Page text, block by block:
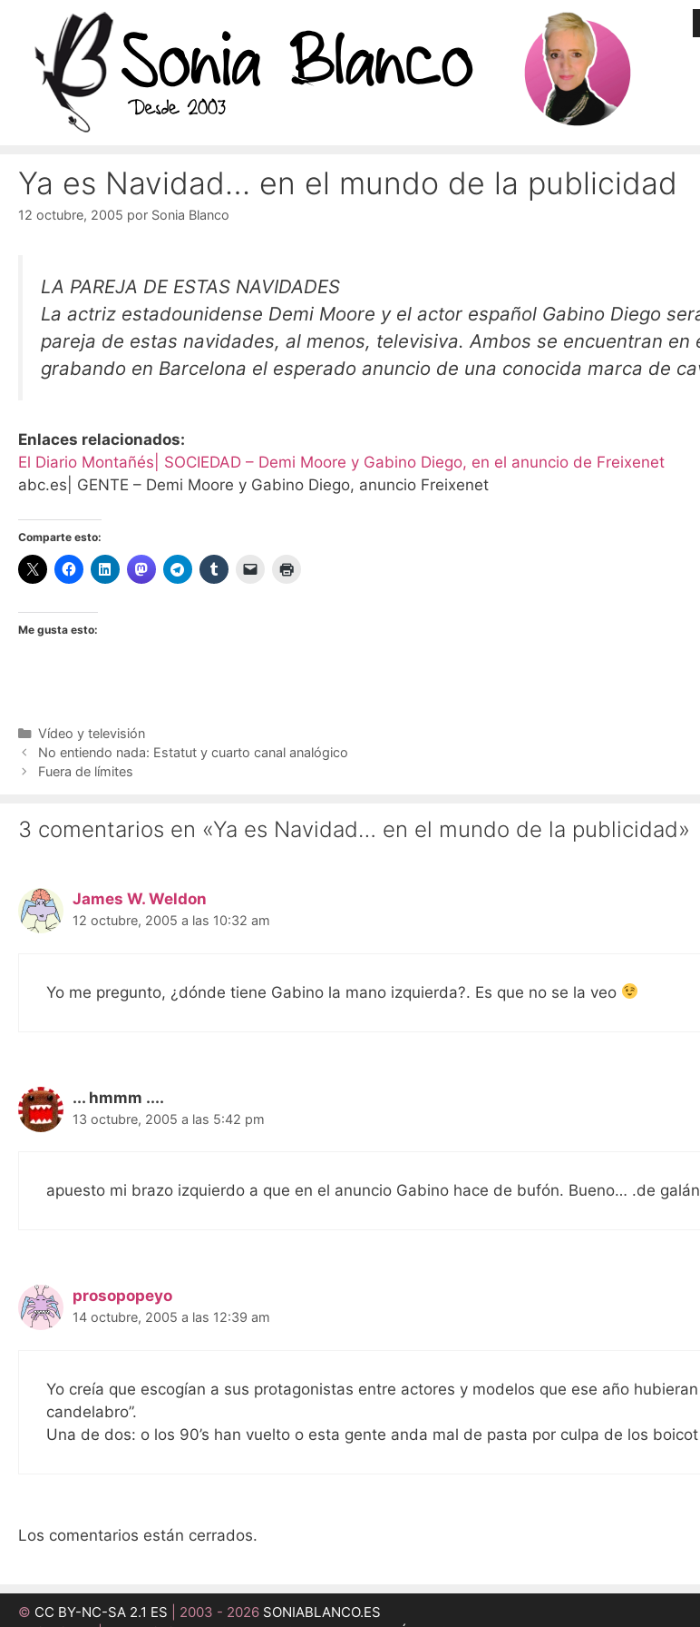
contenido
Ya es Navidad… en el mundo de la publicidad
12 octubre, 2005 por Sonia Blanco
LA PAREJA DE ESTAS NAVIDADES
La actriz estadounidense Demi Moore y el actor español Gabino Diego
pareja de estas navidades, al menos, televisiva. Ambos se encuentran en
grabando en Barcelona el esperado anuncio de una conocida marca de
Enlaces relacionados:
El Diario Montañés| SOCIEDAD – Demi Moore y Gabino Diego, en el anuncio de Freixenet
abc.es| GENTE – Demi Moore y Gabino Diego, anuncio Freixenet
Comparte esto:
Me gusta esto:
Categorías
Vídeo y televisión
No entiendo nada: Estatut y cuarto canal analógico
Fuera de límites
3 comentarios en «Ya es Navidad… en el mundo de la publicidad»
James W. Weldon
12 octubre, 2005 a las 10:32 am
Yo me pregunto, ¿dónde tiene Gabino la mano izquierda?. Es que no se la veo
... hmmm ....
13 octubre, 2005 a las 5:42 pm
apuesto mi brazo izquierdo a que en el anuncio Gabino hace de bufón. Bueno… .de
prosopopeyo
14 octubre, 2005 a las 12:39 am
Yo creía que escogían a sus protagonistas entre actores y modelos que ese año
candelabro”.
Una de dos: o los 90’s han vuelto o esta gente anda mal de pasta por culpa de los
Los comentarios están cerrados.
© CC BY-NC-SA 2.1 ES | 2003 - 2026 SONIABLANCO.ES